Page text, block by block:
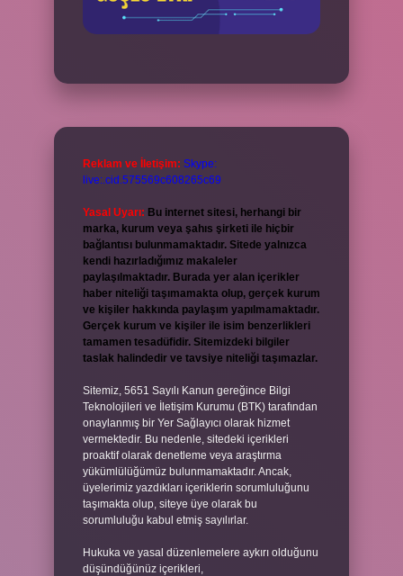
Reklam ve İletişim: Skype:
live:.cid.575569c608265c69
Yasal Uyarı: Bu internet sitesi, herhangi bir
marka, kurum veya şahıs şirketi ile hiçbir
bağlantısı bulunmamaktadır. Sitede yalnızca
kendi hazırladığımız makaleler
paylaşılmaktadır. Burada yer alan içerikler
haber niteliği taşımamakta olup, gerçek kurum
ve kişiler hakkında paylaşım yapılmamaktadır.
Gerçek kurum ve kişiler ile isim benzerlikleri
tamamen tesadüfidir. Sitemizdeki bilgiler
taslak halindedir ve tavsiye niteliği taşımazlar.
Sitemiz, 5651 Sayılı Kanun gereğince Bilgi
Teknolojileri ve İletişim Kurumu (BTK) tarafından
onaylanmış bir Yer Sağlayıcı olarak hizmet
vermektedir. Bu nedenle, sitedeki içerikleri
proaktif olarak denetleme veya araştırma
yükümlülüğümüz bulunmamaktadır. Ancak,
üyelerimiz yazdıkları içeriklerin sorumluluğunu
taşımakta olup, siteye üye olarak bu
sorumluluğu kabul etmiş sayılırlar.
Hukuka ve yasal düzenlemelere aykırı olduğunu
düşündüğünüz içerikleri,